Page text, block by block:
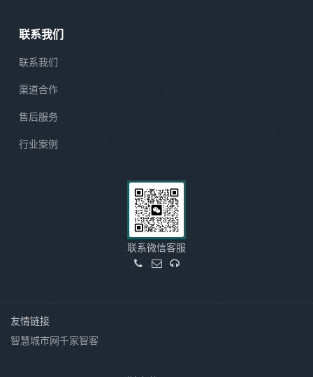
联系我们
联系我们
渠道合作
售后服务
行业案例
联系微信客服
友情链接
智慧城市网千家智客